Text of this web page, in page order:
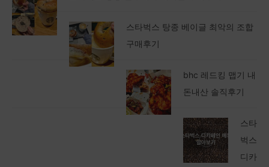
스타벅스 탕종 베이글 최악의 조합
구매후기
bhc 레드킹 맵기 내
돈내산 솔직후기
스타
벅스
디카